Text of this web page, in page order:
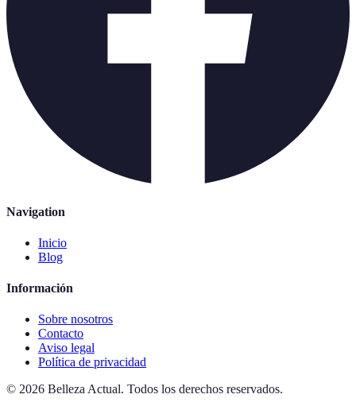
Navigation
Inicio
Blog
Información
Sobre nosotros
Contacto
Aviso legal
Política de privacidad
© 2026 Belleza Actual. Todos los derechos reservados.